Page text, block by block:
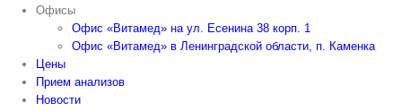
Офисы
Офис «Витамед» на ул. Есенина 38 корп. 1
Офис «Витамед» в Ленинградской области, п. Каменка
Цены
Прием анализов
Новости